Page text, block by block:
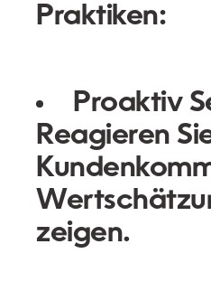
Praktiken:
Proaktiv
Reagieren
zeigen.